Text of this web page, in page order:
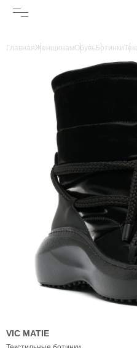
ГлавнаяЖенщинамОбувьБотинки
VIC MATIE